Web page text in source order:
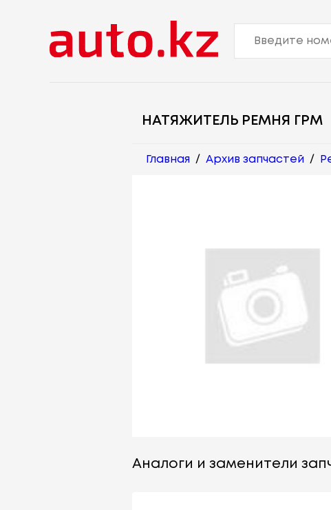
НАТЯЖИТЕЛЬ РЕМНЯ ГРМ
Главная / Архив запчастей /
Аналоги и заменители